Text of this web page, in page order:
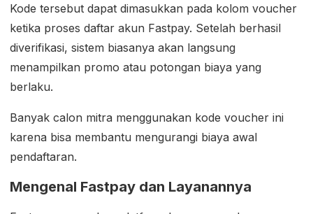
Kode tersebut dapat dimasukkan pada kolom voucher
ketika proses daftar akun Fastpay. Setelah berhasil
diverifikasi, sistem biasanya akan langsung
menampilkan promo atau potongan biaya yang
berlaku.
Banyak calon mitra menggunakan kode voucher ini
karena bisa membantu mengurangi biaya awal
pendaftaran.
Mengenal Fastpay dan Layanannya